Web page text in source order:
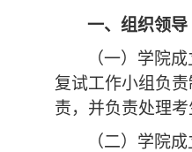
一、 组织领导
（一） 学院
复试工作小组负
责，并负责处理
（二）学院